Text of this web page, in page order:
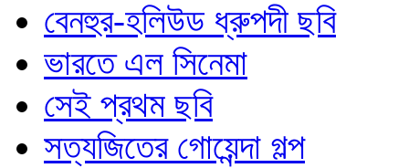
বেনহুর-হলিউড ধ্রুপদী ছবি
ভারতে এল সিনেমা
সেই প্রথম ছবি
সত্যজিতের গোয়েন্দা গল্প